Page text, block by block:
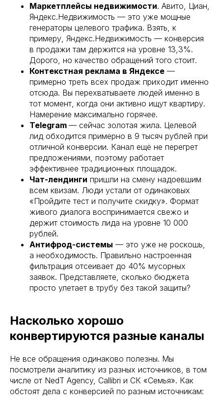
Маркетплейсы недвижимости. Авито, Циан,
Яндекс.Недвижимость — это уже мощные
генераторы целевого трафика. Взять, к
примеру, Яндекс.Недвижимость — конверсия
в продажи там держится на уровне 13,3%.
Дорого, но качество обращений того стоит.
Контекстная реклама в Яндексе —
примерно треть всех продаж приходит именно
отсюда. Вы перехватываете людей именно в
тот момент, когда они активно ищут квартиру.
Намерение максимально горячее.
Telegram — сейчас золотая жила. Целевой
лид обходится примерно в 9 тысяч рублей при
отличной конверсии. Канал ещё не перегрет
предложениями, поэтому работает
эффективнее традиционных площадок.
Чат-лендинги пришли на смену надоевшим
всем квизам. Люди устали от одинаковых
«Пройдите тест и получите скидку». Формат
живого диалога воспринимается свежо и
держит стоимость лида на уровне 10 000
рублей.
Антифрод-системы — это уже не роскошь,
а необходимость. Правильно настроенная
фильтрация отсеивает до 40% мусорных
заявок. Представляете, сколько бюджета
просто улетает в трубу без такой защиты?
Насколько хорошо
конвертируются разные каналы
Не все обращения одинаково полезны. Мы
посмотрели аналитику из разных источников, в том
числе от NedT Agency, Callibri и СК «Семья». Как
обстоят дела с конверсией по разным источникам: